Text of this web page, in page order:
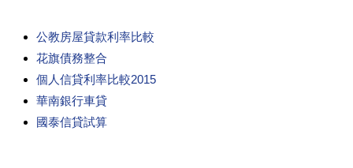
公教房屋貸款利率比較
花旗債務整合
個人信貸利率比較2015
華南銀行車貸
國泰信貸試算